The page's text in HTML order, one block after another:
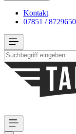
Kontakt
07851 / 8729650